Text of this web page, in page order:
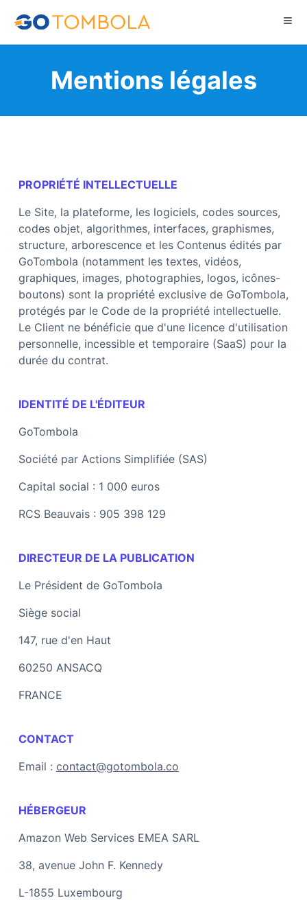
Mentions légales
PROPRIÉTÉ INTELLECTUELLE
Le Site, la plateforme, les logiciels, codes sources,
codes objet, algorithmes, interfaces, graphismes,
structure, arborescence et les Contenus édités par
GoTombola (notamment les textes, vidéos,
graphiques, images, photographies, logos, icônes-
boutons) sont la propriété exclusive de GoTombola,
protégés par le Code de la propriété intellectuelle.
Le Client ne bénéficie que d'une licence d'utilisation
personnelle, incessible et temporaire (SaaS) pour la
durée du contrat.
IDENTITÉ DE L'ÉDITEUR
GoTombola
Société par Actions Simplifiée (SAS)
Capital social : 1 000 euros
RCS Beauvais : 905 398 129
DIRECTEUR DE LA PUBLICATION
Le Président de GoTombola
Siège social
147, rue d'en Haut
60250 ANSACQ
FRANCE
CONTACT
Email : contact@gotombola.co
HÉBERGEUR
Amazon Web Services EMEA SARL
38, avenue John F. Kennedy
L-1855 Luxembourg